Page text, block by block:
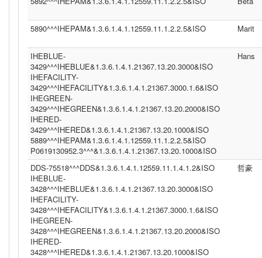
5890^^^IHEPAM&1.3.6.1.4.1.12559.11.1.2.2.5&ISO Marit
IHEBLUE-
3429^^^IHEBLUE&1.3.6.1.4.1.21367.13.20.3000&ISO
IHEFACILITY-
3429^^^IHEFACILITY&1.3.6.1.4.1.21367.3000.1.6&ISO
IHEGREEN-
3429^^^IHEGREEN&1.3.6.1.4.1.21367.13.20.2000&ISO
IHERED-
3429^^^IHERED&1.3.6.1.4.1.21367.13.20.1000&ISO
5889^^^IHEPAM&1.3.6.1.4.1.12559.11.1.2.2.5&ISO
P0619130952.3^^^&1.3.6.1.4.1.21367.13.20.1000&ISO
Hans
DDS-75518^^^DDS&1.3.6.1.4.1.12559.11.1.4.1.2&ISO
IHEBLUE-
3428^^^IHEBLUE&1.3.6.1.4.1.21367.13.20.3000&ISO
IHEFACILITY-
3428^^^IHEFACILITY&1.3.6.1.4.1.21367.3000.1.6&ISO
IHEGREEN-
3428^^^IHEGREEN&1.3.6.1.4.1.21367.13.20.2000&ISO
IHERED-
3428^^^IHERED&1.3.6.1.4.1.21367.13.20.1000&ISO
哲豪